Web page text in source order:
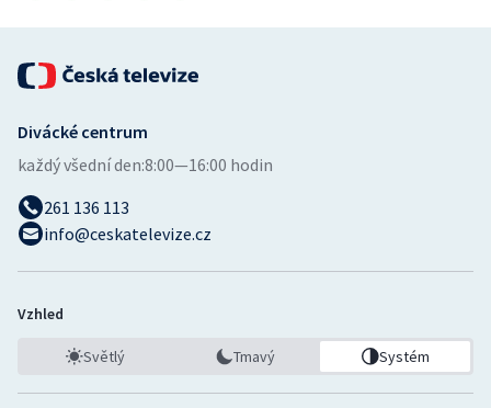
Volejbal
Ostatní
Divácké centrum
každý všední den:8:00—16:00 hodin
261 136 113
info@ceskatelevize.cz
Vzhled
Světlý Tmavý Systém